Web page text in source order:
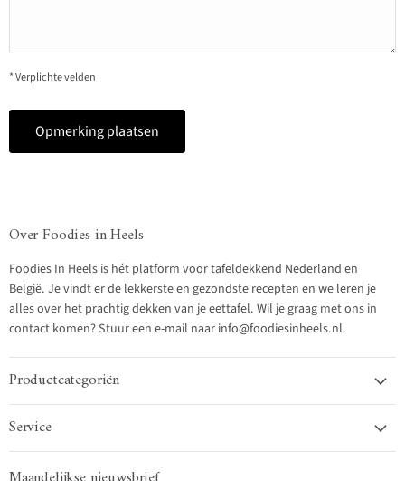
* Verplichte velden
Opmerking plaatsen
Over Foodies in Heels
Foodies In Heels is hét platform voor tafeldekkend Nederland en
België. Je vindt er de lekkerste en gezondste recepten en we leren je
alles over het prachtig dekken van je eettafel. Wil je graag met ons in
contact komen? Stuur een e-mail naar info@foodiesinheels.nl.
Productcategoriën
Service